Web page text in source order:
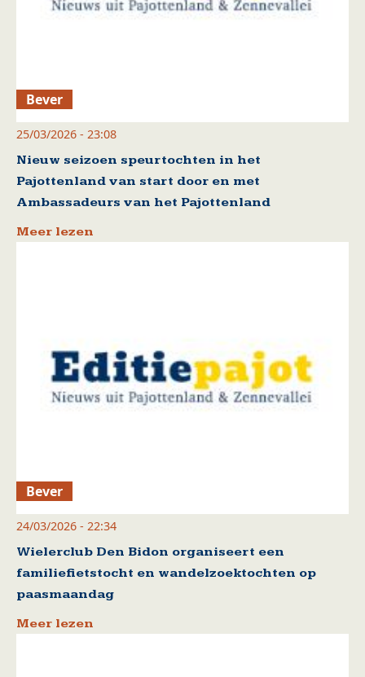
Bever
25/03/2026 - 23:08
Nieuw seizoen speurtochten in het
Pajottenland van start door en met
Ambassadeurs van het Pajottenland
Meer lezen
Bever
24/03/2026 - 22:34
Wielerclub Den Bidon organiseert een
familiefietstocht en wandelzoektochten op
paasmaandag
Meer lezen